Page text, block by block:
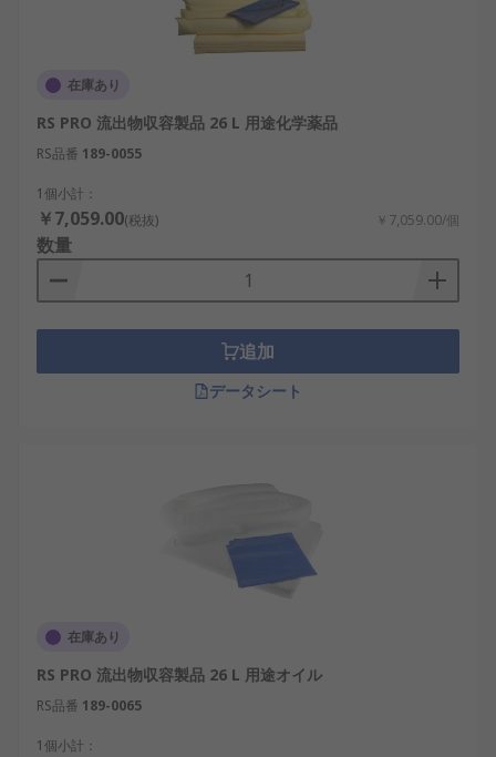
在庫あり
RS PRO 流出物収容製品 26 L 用途化学薬品
RS品番 189-0055
1個小計：
￥7,059.00(税抜) ￥7,059.00/個
数量
追加
データシート
在庫あり
RS PRO 流出物収容製品 26 L 用途オイル
RS品番 189-0065
1個小計：